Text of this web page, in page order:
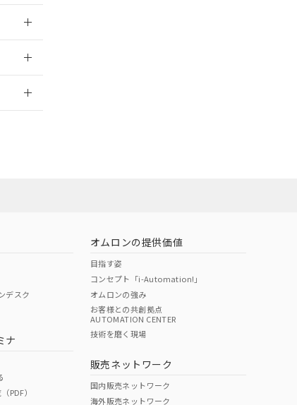
O
デスク
ナ
PDF）
オムロンの提供価値
目指す姿
コンセプト「i-Automation!」
オムロンの強み
お客様との共創拠点
AUTOMATION CENTER
技術を磨く現場
販売ネットワーク
国内販売ネットワーク
海外販売ネットワーク